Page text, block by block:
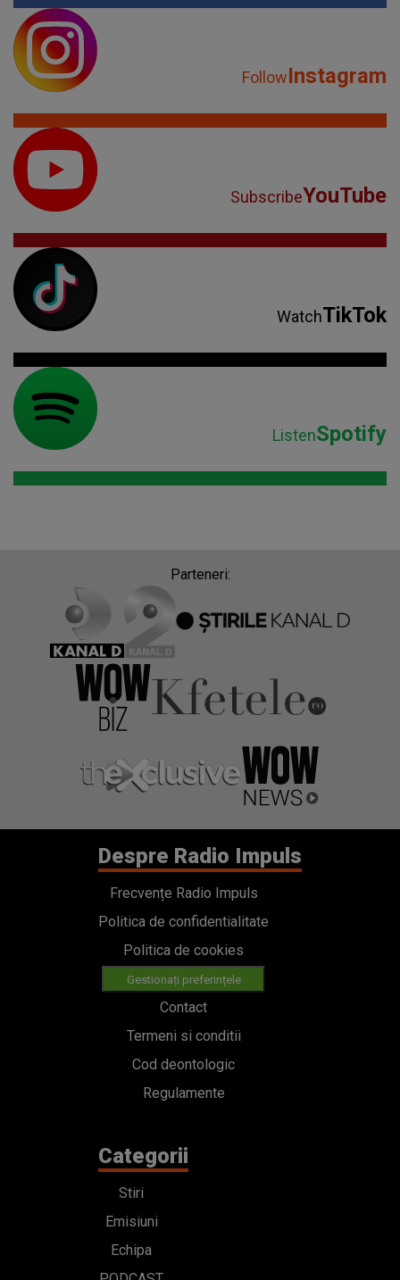
FollowInstagram
SubscribeYouTube
WatchTikTok
ListenSpotify
Parteneri:
Despre Radio Impuls
Frecvențe Radio Impuls
Politica de confidentialitate
Politica de cookies
Gestionați preferințele
Contact
Termeni si conditii
Cod deontologic
Regulamente
Categorii
Stiri
Emisiuni
Echipa